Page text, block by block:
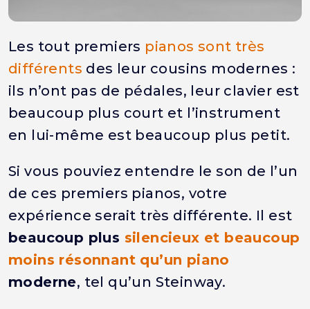
Les tout premiers pianos sont très
différents des leur cousins modernes :
ils n’ont pas de pédales, leur clavier est
beaucoup plus court et l’instrument
en lui-même est beaucoup plus petit.
Si vous pouviez entendre le son de l’un
de ces premiers pianos, votre
expérience serait très différente. Il est
beaucoup plus silencieux et beaucoup
moins résonnant qu’un piano
moderne, tel qu’un Steinway.